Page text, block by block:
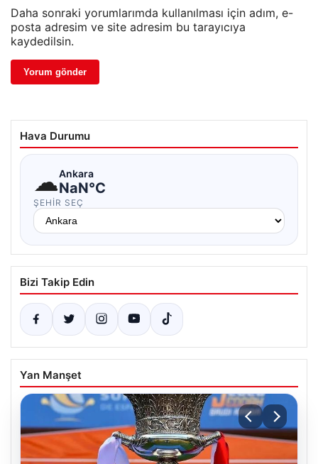
Daha sonraki yorumlarımda kullanılması için adım, e-
posta adresim ve site adresim bu tarayıcıya
kaydedilsin.
Hava Durumu
☁Ankara
NaN°C
ŞEHIR SEÇ
Bizi Takip Edin
Yan Manşet